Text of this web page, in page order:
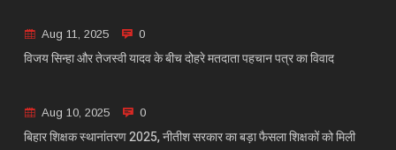
Aug 11, 2025 0
विजय सिन्हा और तेजस्वी यादव के बीच दोहरे मतदाता पहचान पत्र का विवाद
Aug 10, 2025 0
बिहार शिक्षक स्थानांतरण 2025, नीतीश सरकार का बड़ा फैसला शिक्षकों को मिली